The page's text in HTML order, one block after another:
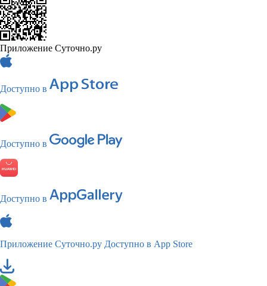
Приложение Суточно.ру
Доступно в
Доступно в
Доступно в
Приложение Суточно.ру Доступно в App Store